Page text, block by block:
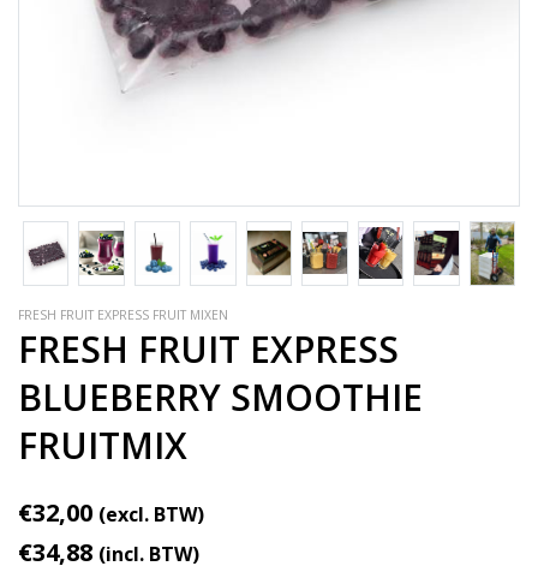
FRESH FRUIT EXPRESS FRUIT MIXEN
FRESH FRUIT EXPRESS
BLUEBERRY SMOOTHIE
FRUITMIX
€32,00 (excl. BTW)
€34,88 (incl. BTW)